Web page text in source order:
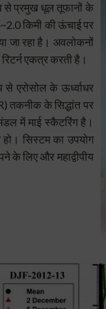
से प्रमुख धूल तूफानों के
किमी की ऊंचाई पर
जा रहा है। अवलोकनों
एकत्र करती है।
एरोसोल के ऊर्ध्वाधर
तकनीक के सिद्धांत पर
में माई स्कैटरिंग है।
सिस्टम का उपयोग
के लिए और महाद्वीपीय